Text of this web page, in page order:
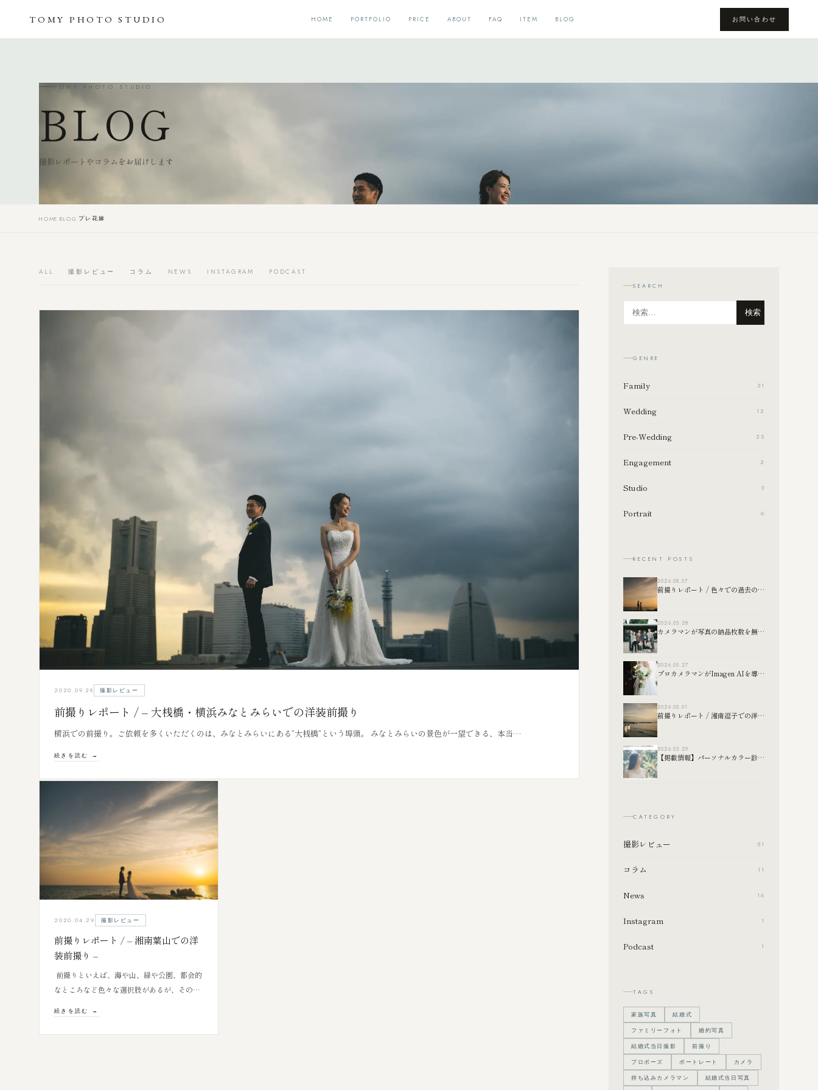
TOMY PHOTO STUDIO HOME PORTFOLIO PRICE ABOUT FAQ ITEM BLOG お問い合わせ
TOMY PHOTO STUDIO
BLOG
撮影レポートやコラムをお届けします
HOME ›BLOG ›プレ花嫁
ALL 撮影レビュー コラム NEWS INSTAGRAM PODCAST
2020.09.28 撮影レビュー
前撮りレポート / – 大桟橋・横浜みなとみらいでの洋装前撮り
横浜での前撮り。ご依頼を多くいただくのは、みなとみらいにある”大桟橋”という埠頭。 みなとみらいの景色が一望できる、本当…
続きを読む
2020.04.29 撮影レビュー
前撮りレポート / – 湘南葉山での洋
装前撮り –
前撮りといえば、海や山、緑や公園、都会的
なところなど色々な選択肢があるが、その…
続きを読む
SEARCH
検索
GENRE
Family 31
Wedding 12
Pre-Wedding 25
Engagement 2
Studio 3
Portrait 6
RECENT POSTS
2026.08.07
前撮りレポート / 色々での過去の前撮り写真たち
2026.05.28
カメラマンが写真の納品枚数を無制限にしている理由
2026.05.27
プロカメラマンがImagen AIを導入して変わったこと｜RAW現像の効率化について
2026.05.01
前撮りレポート / 湘南逗子での洋装前撮り撮影
2026.03.29
【掲載情報】パーソナルカラー診断おすすめナビ様
CATEGORY
撮影レビュー 51
コラム 11
News 16
Instagram 1
Podcast 1
TAGS
家族写真
結婚式
ファミリーフォト
婚約写真
結婚式当日撮影
前撮り
プロポーズ
ポートレート
カメラ
持ち込みカメラマン
結婚式当日写真